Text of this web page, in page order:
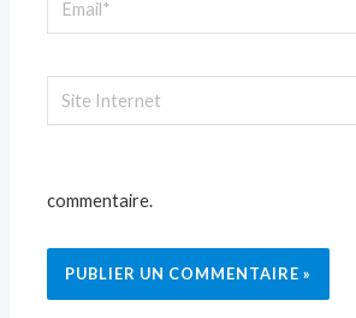
Site
Internet
commentaire.